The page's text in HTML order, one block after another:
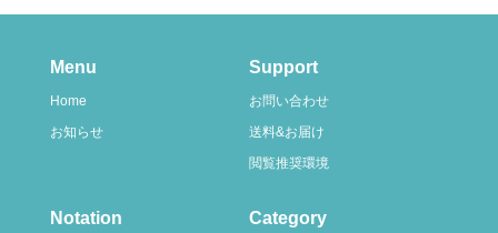
Menu
Home
お知らせ
Support
お問い合わせ
送料&お届け
閲覧推奨環境
Notation Category